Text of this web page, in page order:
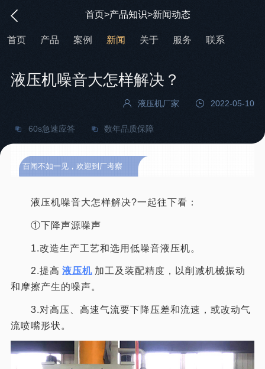
首页>产品知识>新闻动态
首页 产品 案例 新闻 关于 服务 联系
液压机噪音大怎样解决？
液压机厂家 2022-05-10
60s急速应答 数年品质保障
百闻不如一见，欢迎到厂考察
液压机噪音大怎样解决?一起往下看：
①下降声源噪声
1.改造生产工艺和选用低噪音液压机。
2.提高 液压机 加工及装配精度，以削减机械振动
和摩擦产生的噪声。
3.对高压、高速气流要下降压差和流速，或改动气
流喷嘴形状。